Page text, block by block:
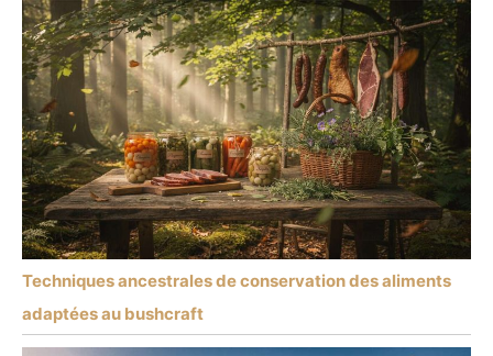
Techniques ancestrales de conservation des aliments
adaptées au bushcraft